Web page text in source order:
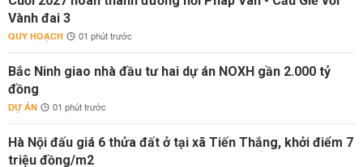
Vành đai 3
QUY HOẠCH 01 phút trước
Bắc Ninh giao nhà đầu tư hai dự án NOXH gần 2.000 tỷ
đồng
DỰ ÁN 01 phút trước
Hà Nội đấu giá 6 thửa đất ở tại xã Tiến Thắng, khởi điểm 7
triệu đồng/m2